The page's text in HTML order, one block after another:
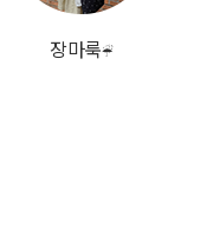
장마룩☔